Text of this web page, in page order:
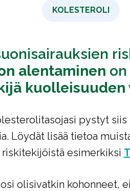
KOLESTEROLI
alentaminen
kuolleisuuden
pystyt siis
Löydät lisää tietoa
esimerkiksi
olisivatkin kohonneet,